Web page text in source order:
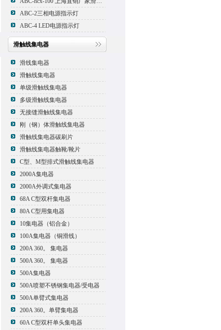
ABC-2三相电源指示灯
ABC-4 LED电源指示灯
滑触线集电器
滑线集电器
滑触线集电器
单级滑触线集电器
多级滑触线集电器
无接缝滑触线集电器
刚（钢）体滑触线集电器
滑触线集电器碳刷片
滑触线集电器触靴/靴片
C型、M型排式滑触线集电器
2000A集电器
2000A外调式集电器
68A C型双杆集电器
80A C型用集电器
10集电器（铝合金）
100A集电器（铜滑线）
200A 360。 集电器
500A 360。 集电器
500A集电器
500A喷塑不锈钢集电器/受电器
500A单臂式集电器
200A 360。单臂集电器
60A C型双杆单头集电器